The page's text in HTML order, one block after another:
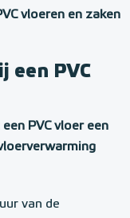
vloeren en zaken
een PVC
PVC vloer een
van de